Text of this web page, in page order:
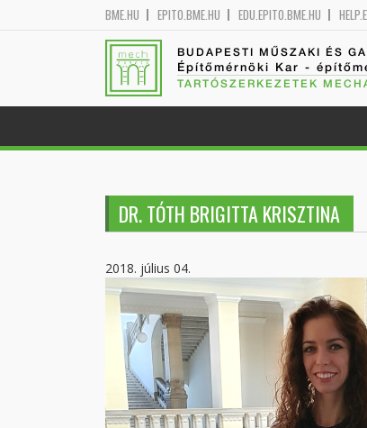
BME.HU EPITO.BME.HU EDU.EPITO.BME.HU
BUDAPESTI MŰSZAKI ÉS
Építőmérnöki Kar -
TARTÓSZERKEZETEK
DR. TÓTH BRIGITTA KRISZTINA
2018. július 04.